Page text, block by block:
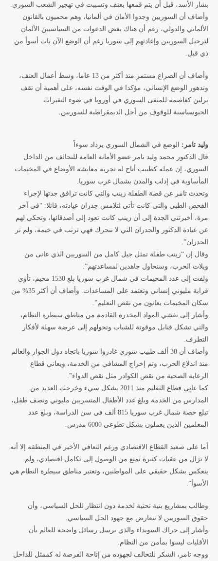
بشار الأسد، قبل أن يتم قمعها بعنف وتسببت في تهجير الشعب السوري.
وأضاف أن السوريين وجدوا الأمان في ألمانيا، وهم محميون بالقانون
الألماني والدولي، رغم أن هناك بعض الدعوات من السياسيين الألمان
لترحيل السوريين وإعادتهم إلى سوريا رغم أن الوضع الآن بات أسوأ من
ذي قبل.
وأضاف أن الصراع مستمر منذ أكثر من 13 عاما، وسط أعمال العنف،
وتدهور الوضع الإنساني، مؤكدا في الوقت نفسه، على أهمية أن تقف
برلين كعاصمة للمنفى السوري في أوروبا في ضوء التغيرات
الجيوسياسية للوقوف من أجل الديمقراطية للسوريين.
وليد تامر: الوضع في الشمال السوري يزداد سوءاً
قال الدكتور محمد وليد تامر عضو الأمانة العامة للتحالف من الداخل
السوري، إن عمله كطبيب أتاح له تجربة معايشة الأوضاع في المخيمات
المأساوية في إدلب والمدن بشمال غرب سوريا.
وتحدث تامر عن قصة الطفلة زينب والتي كانت ترافق جدتها لإجراء
الفحص الطبي والتي كانت تأتي لتلامس جدران عيادته، قائلا: “في آخر
مرة، أخبرتني الجدة إلى أن زينب كانت تعود إلى أصدقائها، وتحكي لهم
عن عيادة الدكتور والجدران التي لا تتحرك فهي ترتب في خيمة، ولم تر
الجدران”.
وقال إن “زينب طفلة تمثل جيل كامل من السوريين الذي عانى من
ويلات الحرب، وسنحاول جاهدين لمساعدتهم”.
ولفت إلى عدد المخيمات في شمال غرب سوريا بلغ 1530 مخيم، تأوي
قرابة مليوني إنساني وتعتمد على المساعدات. وأضاف أن أكثر 35% من
سكان المخيمات يعانون من نقص التعليم”.
وأشار إلى تفشي المواد المخدرة القادمة من مناطق سيطرة النظام،
والتي تشكل قنابل موقوتة للشباب وتحولهم إلى عرضة سهلة لأفكار
التطرف.
وأضاف أن 30 ألف طبيب سوري غادروا سوريا باتجاه دول الجوار والعالم
منذ اندلاع الحرب، وتم إخراج المشافي من الخدمة، ويعاني قطاع
الرعاية الصحية من نقص الكوادر مثل نقص الدواء”.
كما عانٍى قطاع التعليم منذ 2011 بشكل سيء وخرجت العديد من
المدارس من الخدمة وبلغ عدد الأطفال المتسربين مليوني ونصف طفل،
تبلع حصة شمال غرب سوريا 815 ألف في سن الدراسة، وبلغ عدد
المعلمين الذين يعملون بشكل تطوعي 6000 مدرس.
أما على صعيد القطاع الاقتصادي ورغم التعافي الأخير في المنطقة إلا أنه
لا تزال من عقبات كثيرة تمنع من الوصول إلى تكامل اقتصادي، ولم
ينعكس بشكل حقيقي على المواطنين، وتعتبر مناطق سيطرة النظام هي
الأسوأ”.
وطالب بمشاريع بنية تحتية لخدمة دون انتظار للحل السياسي، وأن
حقوق السوريين لا تتعارض مع جهود الحل السياسي.
وأشار إلى حراك السويداء والذي يرسل رسائل واضحة للعالم بأن
الأقليات ليسوا بمأمن من النظام.
ووجه تامر، الشكر للتحالف لجهوده من إتاحة الفرصة له كممثل للداخل